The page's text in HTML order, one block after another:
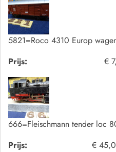
5821=Roco 4310 Europ
Prijs:
€
666=Fleischmann tender loc
Prijs:
€